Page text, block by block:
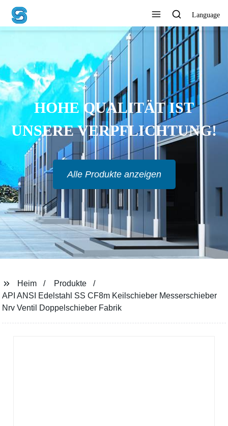
Language
UNTERNEHMEN
ERMÖGLICHEN, MIT
VERTRAUEN ZU HANDELN
Heim
Produkte
API ANSI Edelstahl SS CF8m Keilschieber Messerschieber
Nrv Ventil Doppelschieber Fabrik